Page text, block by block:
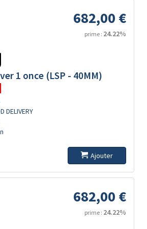
682,00 €
prime : 24.22%
1 once (LSP - 40MM)
DELIVERY
Ajouter
682,00 €
prime : 24.22%